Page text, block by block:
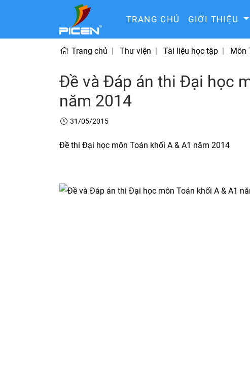
TRANG CHỦ GIỚI THIỆU
Trang chủ Thư viện Tài liệu học tập Môn
Đề và Đáp án thi Đại học
năm 2014
31/05/2015
Đề thi Đại học môn Toán khối A & A1 năm 2014